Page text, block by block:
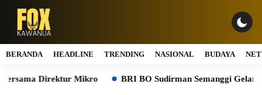
BERANDA HEADLINE TRENDING NASIONAL BUDAYA
Direktur Mikro BRI BO Sudirman Semanggi Gelar